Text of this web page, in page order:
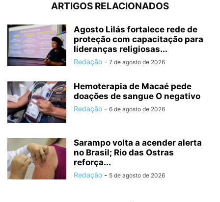
ARTIGOS RELACIONADOS
Agosto Lilás fortalece rede de
proteção com capacitação para
lideranças religiosas...
Redação - 7 de agosto de 2026
Hemoterapia de Macaé pede
doações de sangue O negativo
Redação - 6 de agosto de 2026
Sarampo volta a acender alerta
no Brasil; Rio das Ostras
reforça...
Redação - 5 de agosto de 2026